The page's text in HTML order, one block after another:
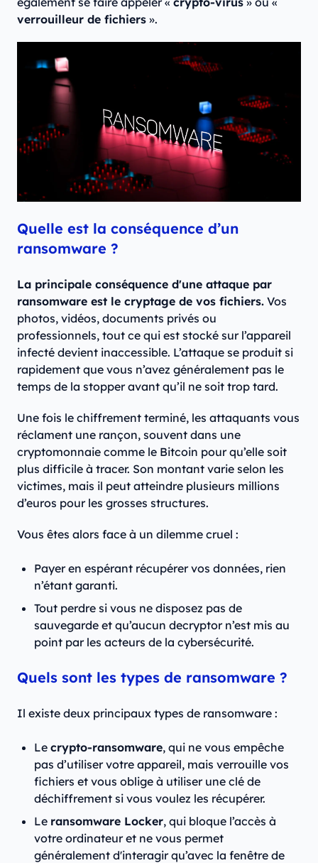
verrouilleur de fichiers ».
Quelle est la conséquence d’un
ransomware ?
La principale conséquence d'une attaque par
ransomware est le cryptage de vos fichiers. Vos
photos, vidéos, documents privés ou
professionnels, tout ce qui est stocké sur l’appareil
infecté devient inaccessible. L’attaque se produit si
rapidement que vous n’avez généralement pas le
temps de la stopper avant qu’il ne soit trop tard.
Une fois le chiffrement terminé, les attaquants vous
réclament une rançon, souvent dans une
cryptomonnaie comme le Bitcoin pour qu’elle soit
plus difficile à tracer. Son montant varie selon les
victimes, mais il peut atteindre plusieurs millions
d’euros pour les grosses structures.
Vous êtes alors face à un dilemme cruel :
Payer en espérant récupérer vos données, rien
n’étant garanti.
Tout perdre si vous ne disposez pas de
sauvegarde et qu’aucun decryptor n’est mis au
point par les acteurs de la cybersécurité.
Quels sont les types de ransomware ?
Il existe deux principaux types de ransomware :
Le crypto-ransomware, qui ne vous empêche
pas d’utiliser votre appareil, mais verrouille vos
fichiers et vous oblige à utiliser une clé de
déchiffrement si vous voulez les récupérer.
Le ransomware Locker, qui bloque l’accès à
votre ordinateur et ne vous permet
généralement d'interagir qu’avec la fenêtre de